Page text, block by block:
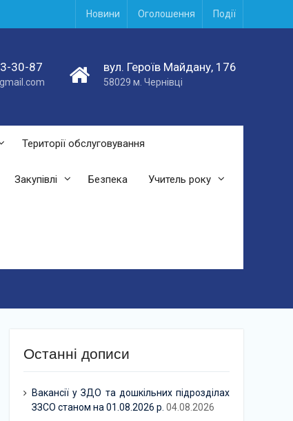
Новини Оголошення Події
30-87 вул. Героїв Майдану, 176
58029 м. Чернівці
Території обслуговування
Закупівлі Безпека Учитель року
Останні дописи
Вакансії у ЗДО та дошкільних підрозділах
ЗЗСО станом на 01.08.2026 р. 04.08.2026